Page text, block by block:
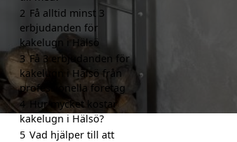
2 Få alltid minst 3
erbjudanden för
kakelugn i Hälsö
3 Få 3 erbjudanden för
kakelugn i Hälsö från
professionella företag
4 Hur mycket kostar
kakelugn i Hälsö?
5 Vad hjälper till att